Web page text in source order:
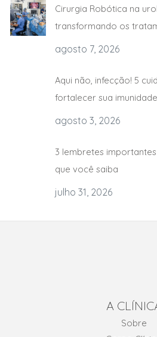
Cirurgia Robótica na
transformando os
agosto 7, 2026
Aqui não, infecção! 5
fortalecer sua
agosto 3, 2026
3 lembretes
que você saiba
julho 31, 2026
A
Sobre